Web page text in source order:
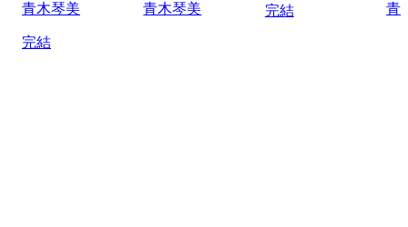
青木琴美
完結
青木琴美 完結 青